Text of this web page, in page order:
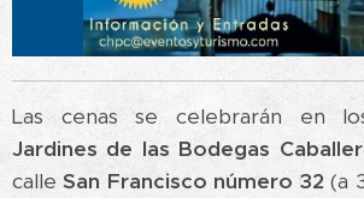
Las cenas se celebrarán en
Jardines de las Bodegas
calleSan Francisco número 32 (a